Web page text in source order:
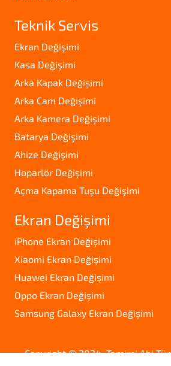
Teknik Servis
Ekran Değişimi
Kasa Değişimi
Arka Kapak Değişimi
Arka Cam Değişimi
Arka Kamera Değişimi
Batarya Değişimi
Ahize Değişimi
Hoparlör Değişimi
Açma Kapama Tuşu Değişimi
Ekran Değişimi
iPhone Ekran Değişimi
Xiaomi Ekran Değişimi
Huawei Ekran Değişimi
Oppo Ekran Değişimi
Samsung Galaxy Ekran Değişimi
Copyright © 2024. Tamirci Abi